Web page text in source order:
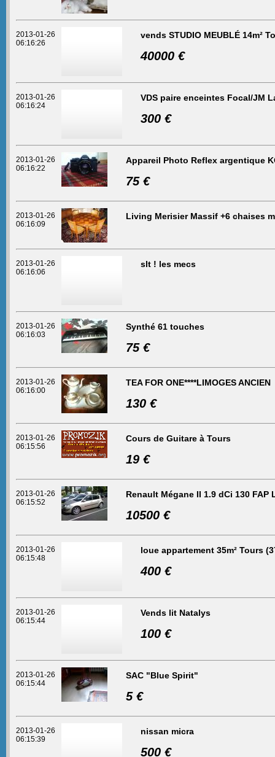
2013-01-26
06:16:26
vends STUDIO MEUBLÉ 14m²
40000 €
2013-01-26
06:16:24
VDS paire enceintes Focal/JM
300 €
2013-01-26
06:16:22
Appareil Photo Reflex argentique
75 €
2013-01-26
06:16:09
Living Merisier Massif +6 chaises
2013-01-26
06:16:06
slt ! les mecs
2013-01-26
06:16:03
Synthé 61 touches
75 €
2013-01-26
06:16:00
TEA FOR ONE****LIMOGES ANCIEN
130 €
2013-01-26
06:15:56
Cours de Guitare à Tours
19 €
2013-01-26
06:15:52
Renault Mégane II 1.9 dCi 130 FAP
10500 €
2013-01-26
06:15:48
loue appartement 35m² Tours
400 €
2013-01-26
06:15:44
Vends lit Natalys
100 €
2013-01-26
06:15:44
SAC "Blue Spirit"
5 €
2013-01-26
06:15:39
nissan micra
500 €